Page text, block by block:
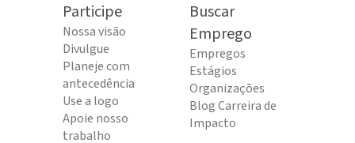
Participe
Nossa visão
Divulgue
Planeje com
antecedência
Use a logo
Apoie nosso
trabalho
Buscar
Emprego
Empregos
Estágios
Organizações
Blog Carreira de
Impacto